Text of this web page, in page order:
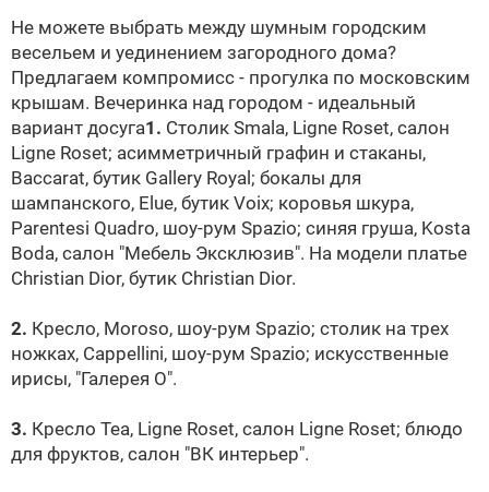
Не можете выбрать между шумным городским
весельем и уединением загородного дома?
Предлагаем компромисс - прогулка по московским
крышам. Вечеринка над городом - идеальный
вариант досуга1. Столик Smala, Ligne Roset, салон
Ligne Roset; асимметричный графин и стаканы,
Baccarat, бутик Gallery Royal; бокалы для
шампанского, Elue, бутик Voix; коровья шкура,
Parentesi Quadro, шоу-рум Spazio; синяя груша, Kosta
Boda, салон "Мебель Эксклюзив". На модели платье
Christian Dior, бутик Christian Dior.
2. Кресло, Moroso, шоу-рум Spazio; столик на трех
ножках, Cappellini, шоу-рум Spazio; искусственные
ирисы, "Галерея О".
3. Кресло Tea, Ligne Roset, салон Ligne Roset; блюдо
для фруктов, салон "ВК интерьер".